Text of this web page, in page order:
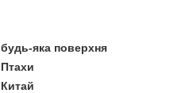
будь-яка поверхня
Птахи
Китай